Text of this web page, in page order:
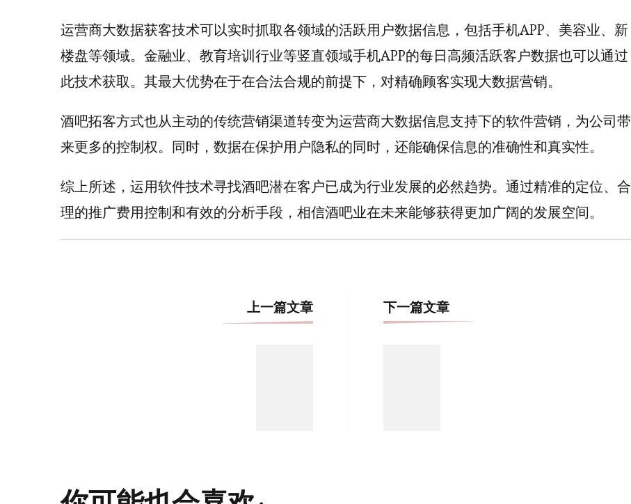
运营商大数据获客技术可以实时抓取各领域的活跃用户数据信息，包括手机APP、美容业、新
楼盘等领域。金融业、教育培训行业等竖直领域手机APP的每日高频活跃客户数据也可以通过
此技术获取。其最大优势在于在合法合规的前提下，对精确顾客实现大数据营销。
酒吧拓客方式也从主动的传统营销渠道转变为运营商大数据信息支持下的软件营销，为公司带
来更多的控制权。同时，数据在保护用户隐私的同时，还能确保信息的准确性和真实性。
综上所述，运用软件技术寻找酒吧潜在客户已成为行业发展的必然趋势。通过精准的定位、合
理的推广费用控制和有效的分析手段，相信酒吧业在未来能够获得更加广阔的发展空间。
上一篇文章 下一篇文章